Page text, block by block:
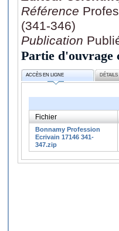
Référence
(341-346)
Publication
Partie d'ouvrage
ACCÈS EN LIGNE DÉTAILS
Fichier
Bonnamy Profession
Ecrivain 17146 341-
347.zip